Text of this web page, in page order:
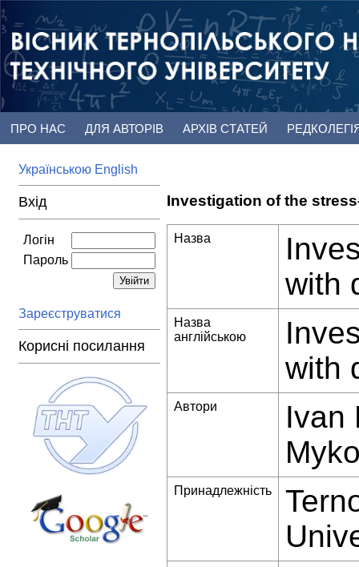
ПРО НАС ДЛЯ АВТОРІВ АРХІВ СТАТЕЙ
Українською English
Вхід
Логін
Пароль
Зареєструватися
Корисні посилання
Investigation of the
Назва
with
Назва
англійською
with
Автори
Ivan
Принадлежність